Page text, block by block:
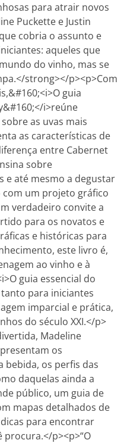
para atrair novos
Puckette e Justin
cobria o assunto e
aqueles que
do vinho, mas se
strong></p><p>Com
guia
i>reúne
as uvas mais
as características de
entre Cabernet
sobre
e até mesmo a degustar
com um projeto gráfico
verdadeiro convite a
para os novatos e
e históricas para
este livro é,
ao vinho e à
guia essencial do
para iniciantes
imparcial e prática,
do século XXI.</p>
Madeline
os
bebida, os perfis das
daquelas ainda a
público, um guia de
mapas detalhados de
para encontrar
p><p>“O